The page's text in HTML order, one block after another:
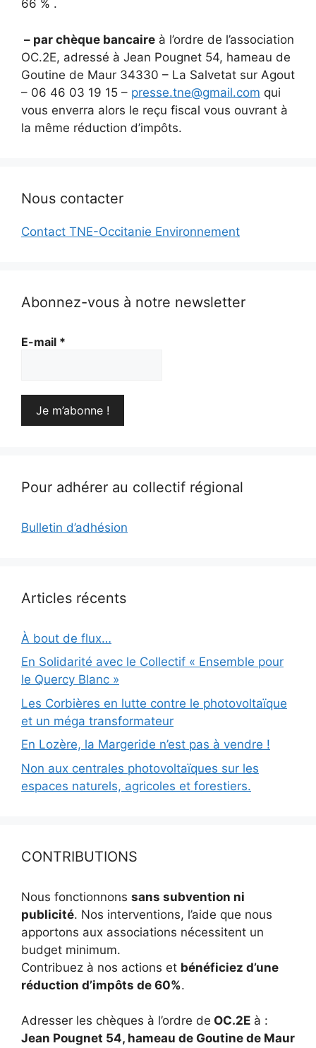
66 % .
– par chèque bancaire à l’ordre de l’association
OC.2E, adressé à Jean Pougnet 54, hameau de
Goutine de Maur 34330 – La Salvetat sur Agout
– 06 46 03 19 15 – presse.tne@gmail.com qui
vous enverra alors le reçu fiscal vous ouvrant à
la même réduction d’impôts.
Nous contacter
Contact TNE-Occitanie Environnement
Abonnez-vous à notre newsletter
E-mail *
Pour adhérer au collectif régional
Bulletin d’adhésion
Articles récents
À bout de flux…
En Solidarité avec le Collectif « Ensemble pour
le Quercy Blanc »
Les Corbières en lutte contre le photovoltaïque
et un méga transformateur
En Lozère, la Margeride n’est pas à vendre !
Non aux centrales photovoltaïques sur les
espaces naturels, agricoles et forestiers.
CONTRIBUTIONS
Nous fonctionnons sans subvention ni
publicité. Nos interventions, l’aide que nous
apportons aux associations nécessitent un
budget minimum.
Contribuez à nos actions et bénéficiez d’une
réduction d’impôts de 60%.
Adresser les chèques à l’ordre de OC.2E à :
Jean Pougnet 54, hameau de Goutine de Maur